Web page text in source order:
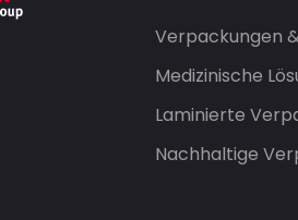
Verpackungen
Medizinische
Laminierte
Nachhaltige